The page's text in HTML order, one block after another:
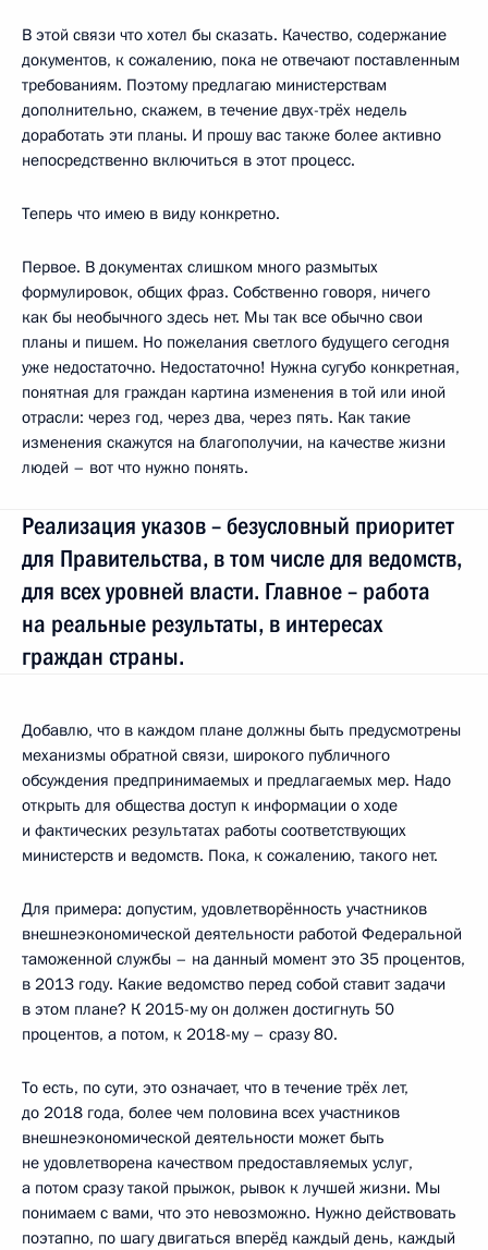
В этой связи что хотел бы сказать. Качество, содержание
документов, к сожалению, пока не отвечают поставленным
требованиям. Поэтому предлагаю министерствам
дополнительно, скажем, в течение двух-трёх недель
доработать эти планы. И прошу вас также более активно
непосредственно включиться в этот процесс.
Теперь что имею в виду конкретно.
Первое. В документах слишком много размытых
формулировок, общих фраз. Собственно говоря, ничего
как бы необычного здесь нет. Мы так все обычно свои
планы и пишем. Но пожелания светлого будущего сегодня
уже недостаточно. Недостаточно! Нужна сугубо конкретная,
понятная для граждан картина изменения в той или иной
отрасли: через год, через два, через пять. Как такие
изменения скажутся на благополучии, на качестве жизни
людей – вот что нужно понять.
Реализация указов – безусловный приоритет
для Правительства, в том числе для ведомств,
для всех уровней власти. Главное – работа
на реальные результаты, в интересах
граждан страны.
Добавлю, что в каждом плане должны быть предусмотрены
механизмы обратной связи, широкого публичного
обсуждения предпринимаемых и предлагаемых мер. Надо
открыть для общества доступ к информации о ходе
и фактических результатах работы соответствующих
министерств и ведомств. Пока, к сожалению, такого нет.
Для примера: допустим, удовлетворённость участников
внешнеэкономической деятельности работой Федеральной
таможенной службы – на данный момент это 35 процентов,
в 2013 году. Какие ведомство перед собой ставит задачи
в этом плане? К 2015-му он должен достигнуть 50
процентов, а потом, к 2018-му – сразу 80.
То есть, по сути, это означает, что в течение трёх лет,
до 2018 года, более чем половина всех участников
внешнеэкономической деятельности может быть
не удовлетворена качеством предоставляемых услуг,
а потом сразу такой прыжок, рывок к лучшей жизни. Мы
понимаем с вами, что это невозможно. Нужно действовать
поэтапно, по шагу двигаться вперёд каждый день, каждый